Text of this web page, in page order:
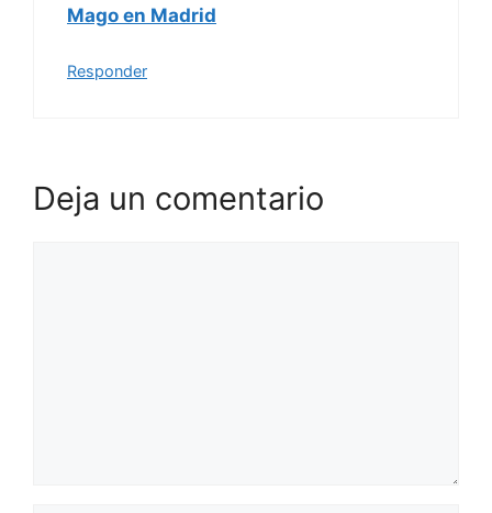
Mago en Madrid
Responder
Deja un comentario